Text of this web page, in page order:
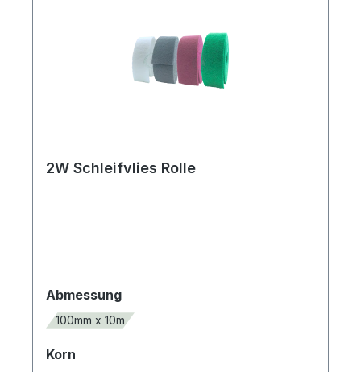
WerkstückenDatenAbmessung10m x
100mmBindungKunstharzFarbelila,
gelbKornS Ultra Fine, A Very
FineSchleifmittelAluminiumoxid,
2W Schleifvlies Rolle
Abmessungauswählen
100mm x 10m
Korn